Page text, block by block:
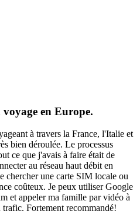
en Europe.
à travers la France, l'Italie et
bien déroulée. Le processus
ce que j'avais à faire était de
au réseau haut débit en
chercher une carte SIM locale ou
coûteux. Je peux utiliser Google
et appeler ma famille par vidéo à
Fortement recommandé!